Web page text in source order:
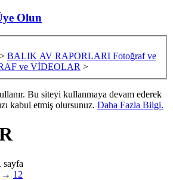
Olun
> BALIK AV RAPORLARI Fotoğraf ve
ve VİDEOLAR >
Bu siteyi kullanmaya devam ederek
kabul etmiş olursunuz. Daha Fazla Bilgi.
sayfa
→ 12